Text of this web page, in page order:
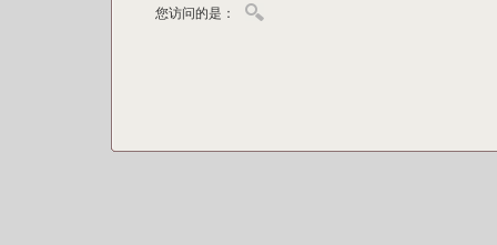
您访问的是：